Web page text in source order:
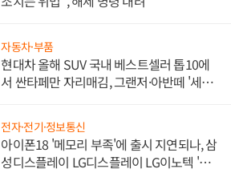
자동차·부품
현대차 올해 SUV 국내 베스트셀러 톱10에
서 싼타페만 자리매김, 그랜저·아반떼 '세단
전자·전기·정보통신
아이폰18 '메모리 부족'에 출시 지연되나, 삼
성디스플레이 LG디스플레이 LG이노텍 '탈